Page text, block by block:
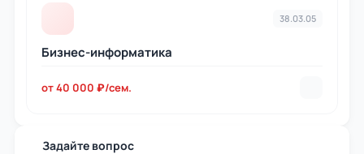
38.03.05
Бизнес-информатика
от 40 000 ₽/сем.
Задайте вопрос